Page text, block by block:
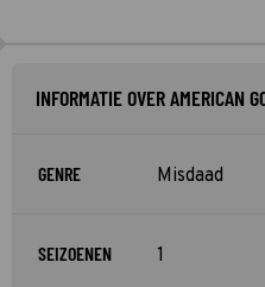
INFORMATIE OVER AMERICAN
GENRE Misdaad
SEIZOENEN 1